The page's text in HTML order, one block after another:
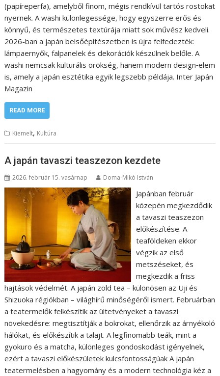
(papíreperfa), amelyből finom, mégis rendkívül tartós rostokat
nyernek. A washi különlegessége, hogy egyszerre erős és
könnyű, és természetes textúrája miatt sok művész kedveli.
2026-ban a japán belsőépítészetben is újra felfedezték:
lámpaernyők, falpanelek és dekorációk készülnek belőle. A
washi nemcsak kulturális örökség, hanem modern design‑elem
is, amely a japán esztétika egyik legszebb példája. Inter Japán
Magazin
READ MORE
Kiemelt, Kultúra
A japán tavaszi teaszezon kezdete
2026. február 15. vasárnap Doma-Mikó István
Japánban február
közepén megkezdődik
a tavaszi teaszezon
előkészítése. A
teaföldeken ekkor
végzik az első
metszéseket, és
megkezdik a friss
hajtások védelmét. A japán zöld tea – különösen az Uji és
Shizuoka régiókban – világhírű minőségéről ismert. Februárban
a teatermelők felkészítik az ültetvényeket a tavaszi
növekedésre: megtisztítják a bokrokat, ellenőrzik az árnyékoló
hálókat, és előkészítik a talajt. A legfinomabb teák, mint a
gyokuro és a matcha, különleges gondoskodást igényelnek,
ezért a tavaszi előkészületek kulcsfontosságúak A japán
teatermelésben a hagyomány és a modern technológia kéz a